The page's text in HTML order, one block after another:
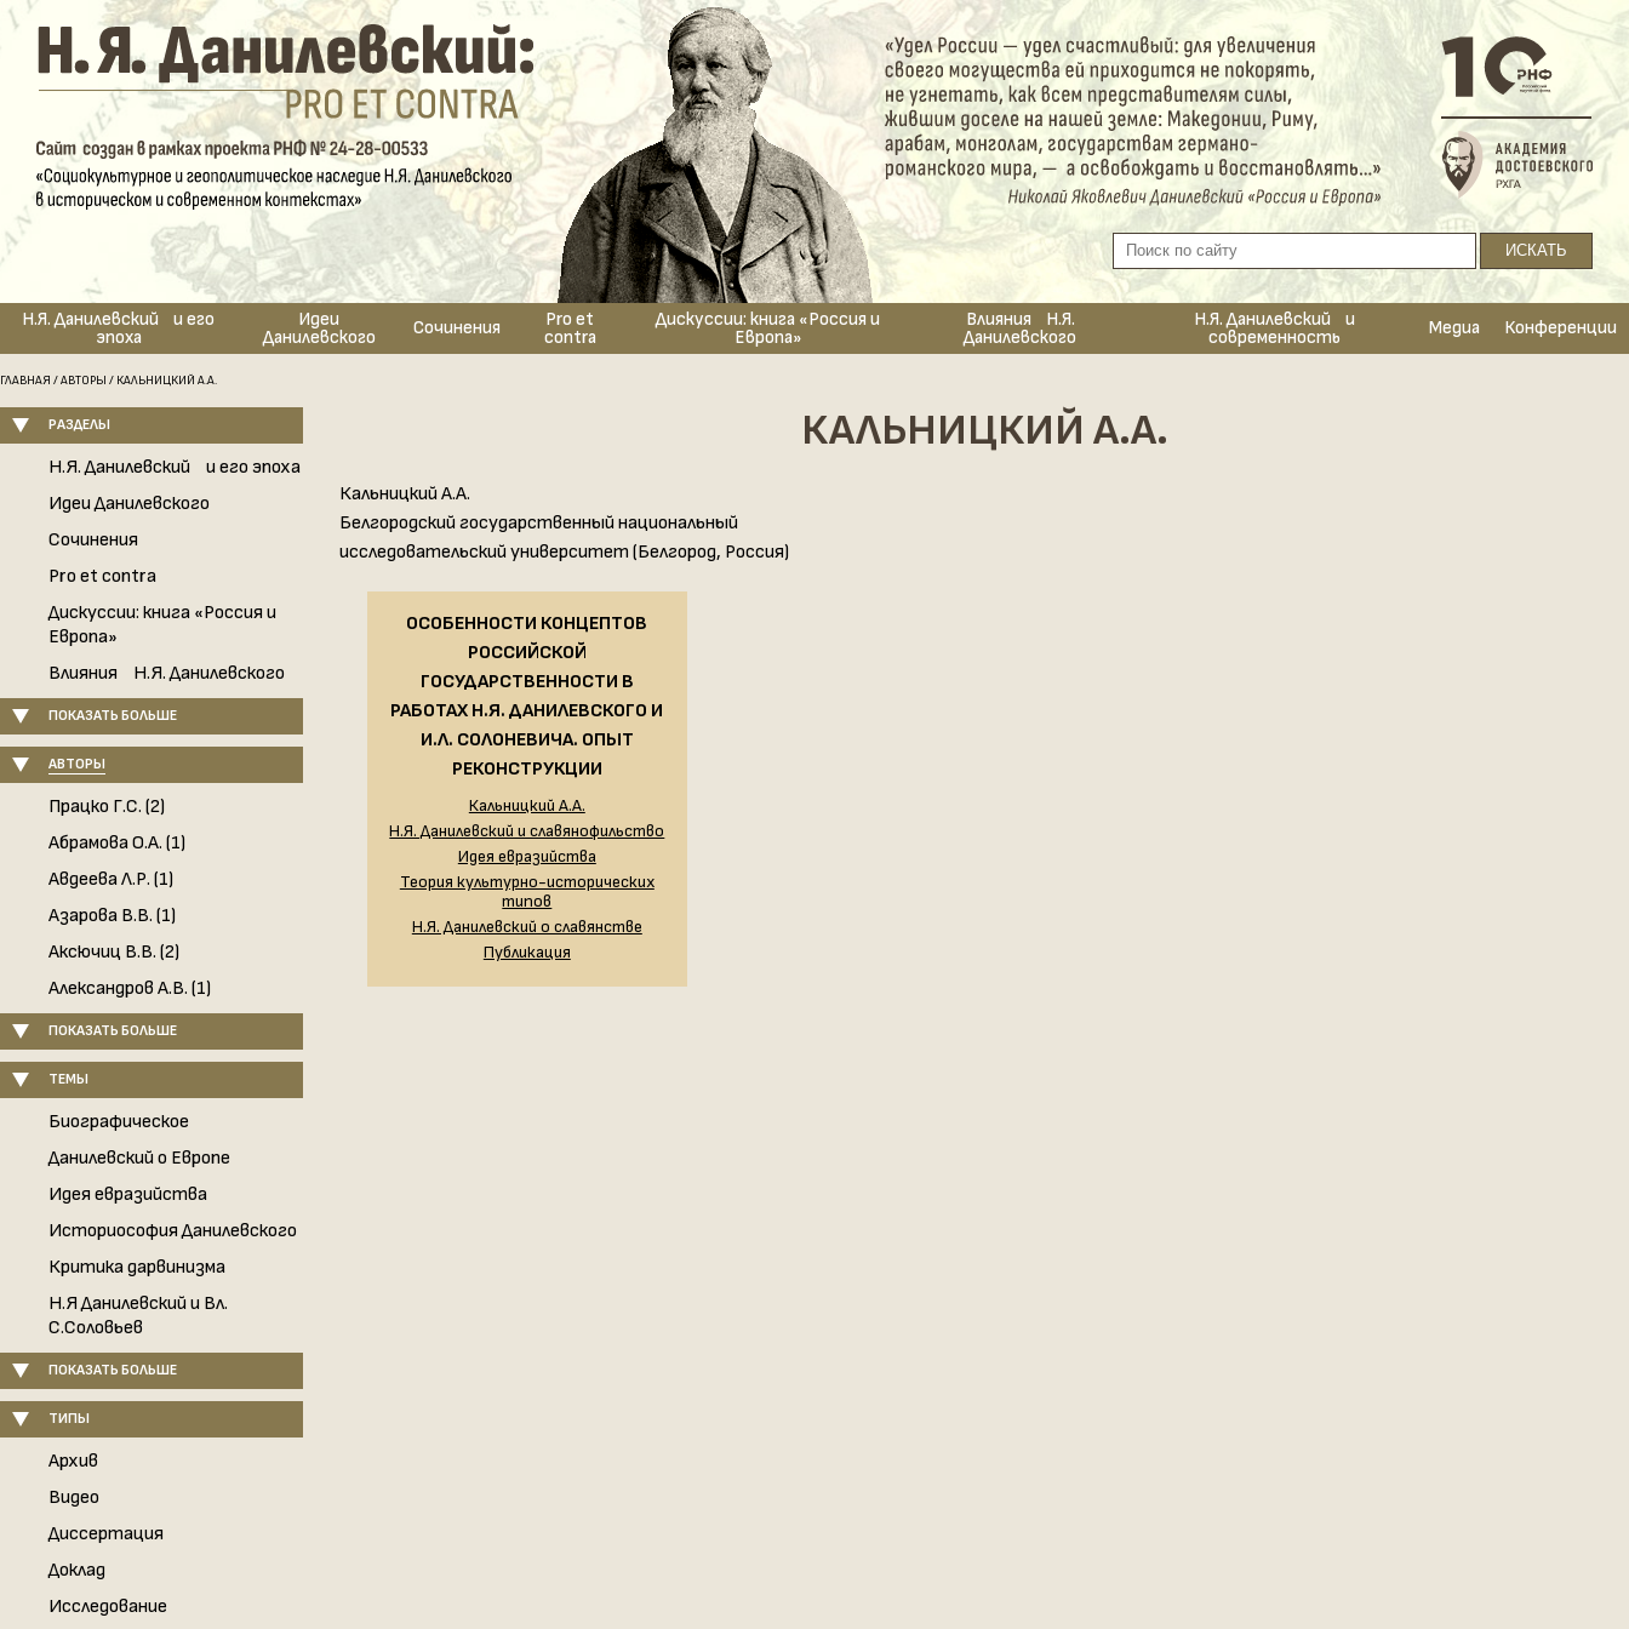
Н.Я. Данилевский и его
эпоха
Идеи
Данилевского Сочинения Pro et
contra
Дискуссии: книга «Россия и
Европа»
Влияния Н.Я.
Данилевского
Н.Я. Данилевский и
современность Медиа Конференции
ГЛАВНАЯ /АВТОРЫ / КАЛЬНИЦКИЙ А.А.
РАЗДЕЛЫ
Н.Я. Данилевский и его эпоха
Идеи Данилевского
Сочинения
Pro et contra
Дискуссии: книга «Россия и
Европа»
Влияния Н.Я. Данилевского
ПОКАЗАТЬ БОЛЬШЕ
АВТОРЫ
Працко Г.С. (2)
Абрамова О.А. (1)
Авдеева Л.Р. (1)
Азарова В.В. (1)
Аксючиц В.В. (2)
Александров А.В. (1)
ПОКАЗАТЬ БОЛЬШЕ
ТЕМЫ
Биографическое
Данилевский о Европе
Идея евразийства
Историософия Данилевского
Критика дарвинизма
Н.Я Данилевский и Вл.
С.Соловьев
ПОКАЗАТЬ БОЛЬШЕ
ТИПЫ
Архив
Видео
Диссертация
Доклад
Исследование
КАЛЬНИЦКИЙ А.А.
Кальницкий А.А.
Белгородский государственный национальный
исследовательский университет (Белгород, Россия)
ОСОБЕННОСТИ КОНЦЕПТОВ
РОССИЙСКОЙ
ГОСУДАРСТВЕННОСТИ В
РАБОТАХ Н.Я. ДАНИЛЕВСКОГО И
И.Л. СОЛОНЕВИЧА. ОПЫТ
РЕКОНСТРУКЦИИ
Кальницкий А.А.
Н.Я. Данилевский и славянофильство
Идея евразийства
Теория культурно-исторических
типов
Н.Я. Данилевский о славянстве
Публикация